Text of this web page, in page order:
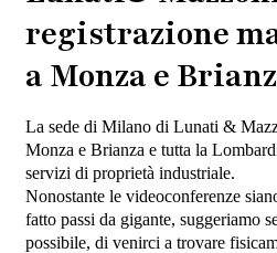
registrazione
a Monza e
La sede di Milano di Lunati &
Monza e Brianza e tutta la
servizi di proprietà industriale.
Nonostante le videoconferenze
fatto passi da gigante, suggeriamo
possibile, di venirci a trovare